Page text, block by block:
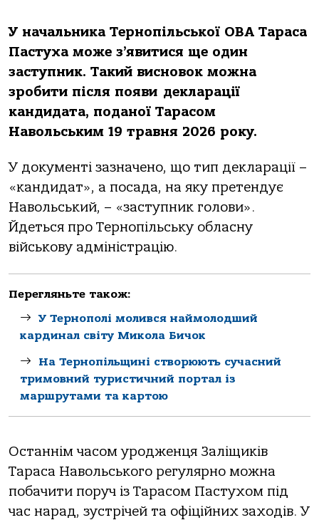
У начальника Тернопільської ОВА Тараса
Пастуха може з’явитися ще один
заступник. Такий висновок можна
зробити після появи декларації
кандидата, поданої Тарасом
Навольським 19 травня 2026 року.
У документі зазначено, що тип декларації –
«кандидат», а посада, на яку претендує
Навольський, – «заступник голови».
Йдеться про Тернопільську обласну
військову адміністрацію.
Перегляньте також:
У Тернополі молився наймолодший
кардинал світу Микола Бичок
На Тернопільщині створюють сучасний
тримовний туристичний портал із
маршрутами та картою
Останнім часом уродженця Заліщиків
Тараса Навольського регулярно можна
побачити поруч із Тарасом Пастухом під
час нарад, зустрічей та офіційних заходів. У